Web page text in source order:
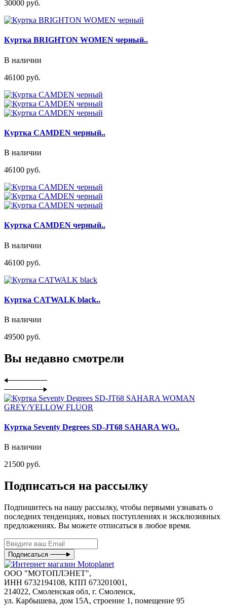
30000 руб.
Куртка BRIGHTON WOMEN черный..
В наличии
46100 руб.
Куртка CAMDEN черный..
В наличии
46100 руб.
Куртка CAMDEN черный..
В наличии
46100 руб.
Куртка CATWALK black..
В наличии
49500 руб.
Вы недавно смотрели
Куртка Seventy Degrees SD-JT68 SAHARA WO..
В наличии
21500 руб.
Подписаться на рассылку
Подпишитесь на нашу рассылку, чтобы первыми узнавать о
последних тенденциях, новых поступлениях и эксклюзивных
предложениях. Вы можете отписаться в любое время.
Подписаться
ООО "МОТОПЛЭНЕТ",
ИНН 6732194108, КПП 673201001,
214022, Смоленская обл, г. Смоленск,
ул. Карбышева, дом 15А, строение 1, помещение 95